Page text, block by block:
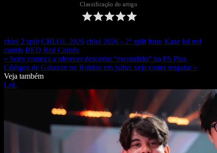
Classificação do artigo
cblol 2 split CBLOL 2026 cblol 2026 - 2° split fuuu Kaze lol red
canids RED Red Canids
« Sony começa a oferecer desconto “escondido” na PS Plus
Códigos de Gakuran no Roblox em julho: veja como resgatar »
Veja também
LoL